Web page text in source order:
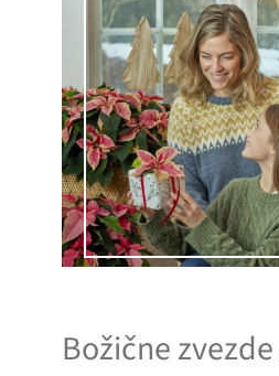
Božične